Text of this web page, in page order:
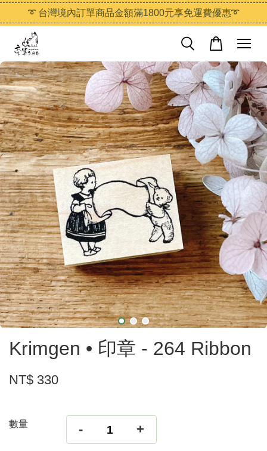
➰ 台灣境內訂單商品金額滿1800元享免運費優惠➰
Krimgen • 印章 - 264 Ribbon
NT$ 330
數量 - +